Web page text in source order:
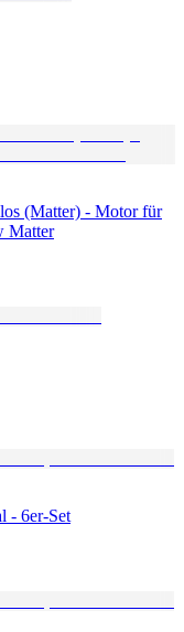
(Matter) - Motor für
Matter
- 6er-Set